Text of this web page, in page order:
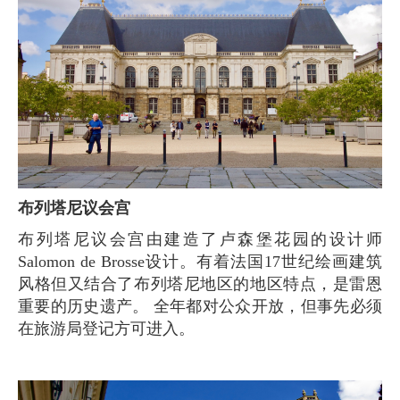
布列塔尼议会宫
布列塔尼议会宫由建造了卢森堡花园的设计师
Salomon de Brosse设计。有着法国17世纪绘画建筑
风格但又结合了布列塔尼地区的地区特点，是雷恩
重要的历史遗产。 全年都对公众开放，但事先必须
在旅游局登记方可进入。